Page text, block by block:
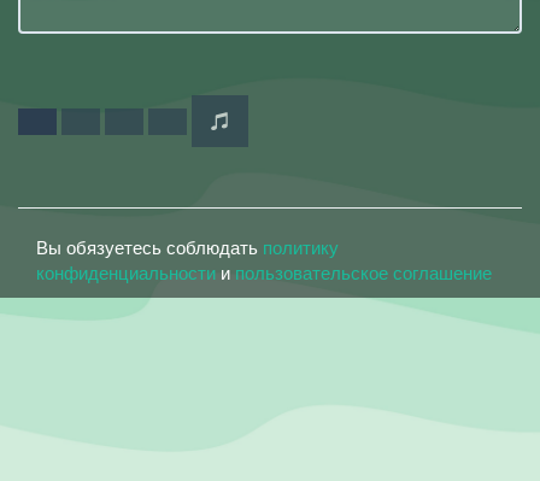
Вы обязуетесь соблюдать политику
конфиденциальности и пользовательское соглашение